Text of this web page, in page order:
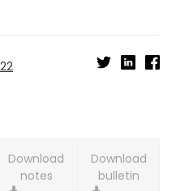
Download
notes
Download
bulletin